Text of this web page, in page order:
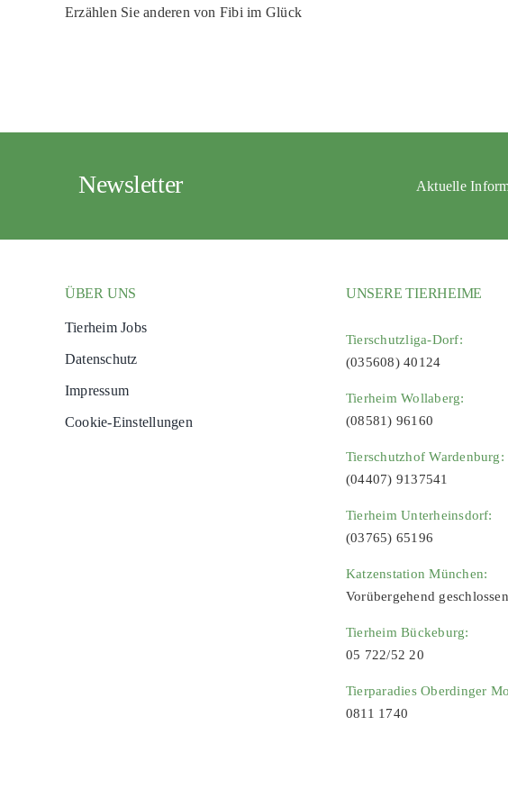
Erzählen Sie anderen von Fibi im Glück
Newsletter Aktuelle
ÜBER UNS
Tierheim Jobs
Datenschutz
Impressum
Cookie-Einstellungen
UNSERE TIERHEIME
Tierschutzliga-Dorf:
(035608) 40124
Tierheim Wollaberg:
(08581) 96160
Tierschutzhof Wardenburg:
(04407) 9137541
Tierheim Unterheinsdorf:
(03765) 65196
Katzenstation München:
Vorübergehend geschlossen
Tierheim Bückeburg:
05 722/52 20
Tierparadies Oberdinger
0811 1740